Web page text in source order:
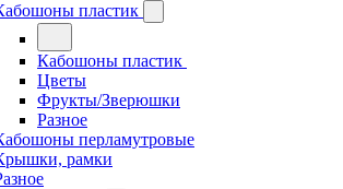
пластик
Кабошоны пластик
Цветы
Фрукты/Зверюшки
Разное
перламутровые
рамки